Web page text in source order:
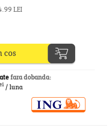
LEI
fara dobanda:
/ luna